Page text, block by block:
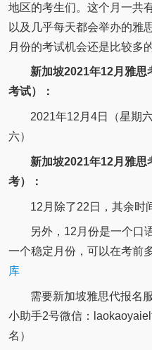
地区的考生们。这个月一共
以及几乎每天都会举办的雅
月份的考试机会还是比较多的
新加坡2021年12月雅思
考试）：
2021年12月4日（星期
六）
新加坡2021年12月雅思
考）：
12月除了22日，其余时
另外，12月份是一个口
一个稳定月份，可以在考前
库
需要新加坡雅思代报名
小助手2号微信：
名）